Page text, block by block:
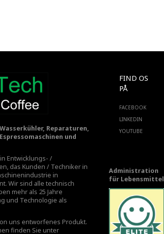
Reparaturen,
und
Entwicklungs- /
das Kunden / Techniker in
in
Wir sind alle technisch
mehr als 25 Jahre
und Technologie als
uns entworfenes Produkt.
finden Sie unter
FIND OS
PÅ
FACEBOOK
LINKEDIN
YOUTUBE
Administration
für Lebensmittel